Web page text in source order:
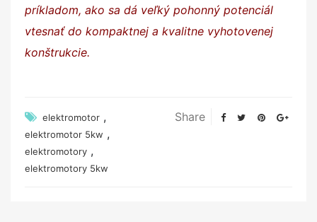
príkladom, ako sa dá veľký pohonný potenciál
vtesnať do kompaktnej a kvalitne vyhotovenej
konštrukcie.
elektromotor ,
elektromotor 5kw ,
elektromotory ,
elektromotory 5kw
Share